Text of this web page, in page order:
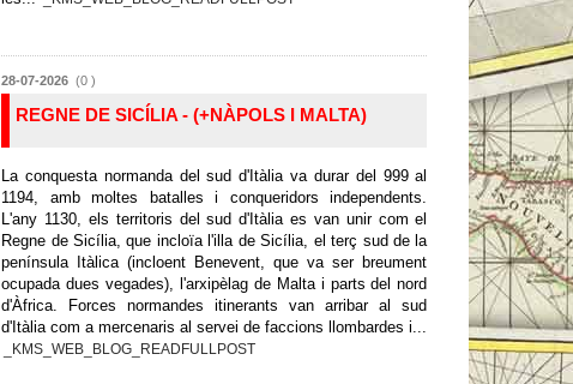
28-07-2026 (0 )
REGNE DE SICÍLIA - (+NÀPOLS I MALTA)
La conquesta normanda del sud d'Itàlia va durar del 999 al
1194, amb moltes batalles i conqueridors independents.
L'any 1130, els territoris del sud d'Itàlia es van unir com el
Regne de Sicília, que incloïa l'illa de Sicília, el terç sud de la
península Itàlica (incloent Benevent, que va ser breument
ocupada dues vegades), l'arxipèlag de Malta i parts del nord
d'Àfrica. Forces normandes itinerants van arribar al sud
d'Itàlia com a mercenaris al servei de faccions llombardes i...
_KMS_WEB_BLOG_READFULLPOST